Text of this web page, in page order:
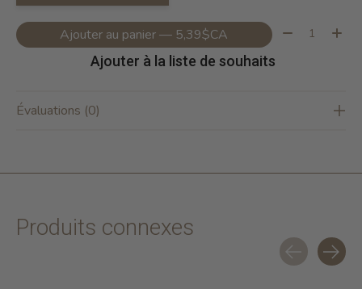
Ajouter au panier — 5,39$CA Quantité:
Ajouter à la liste de souhaits
Évaluations (0)
Produits connexes